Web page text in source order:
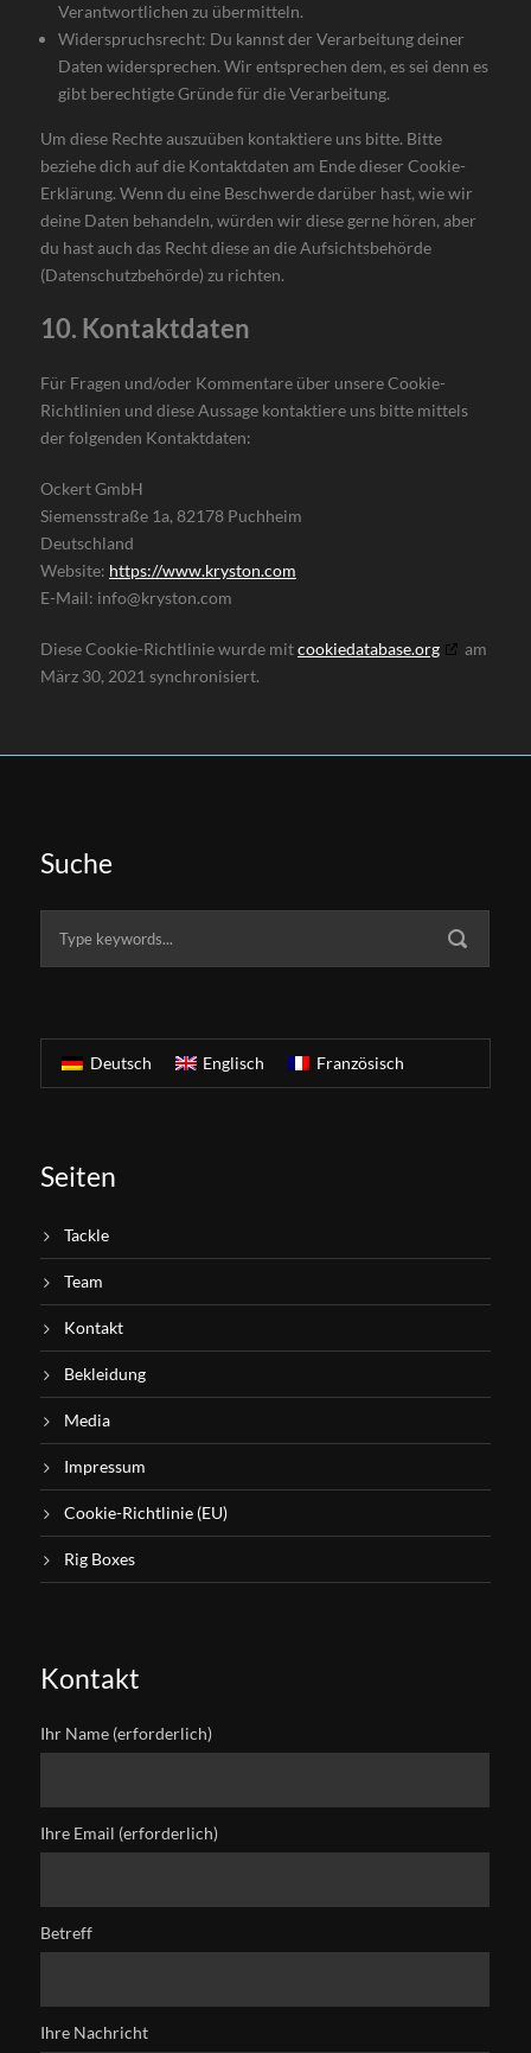
Verantwortlichen zu übermitteln.
Widerspruchsrecht: Du kannst der Verarbeitung deiner
Daten widersprechen. Wir entsprechen dem, es sei denn es
gibt berechtigte Gründe für die Verarbeitung.
Um diese Rechte auszuüben kontaktiere uns bitte. Bitte
beziehe dich auf die Kontaktdaten am Ende dieser Cookie-
Erklärung. Wenn du eine Beschwerde darüber hast, wie wir
deine Daten behandeln, würden wir diese gerne hören, aber
du hast auch das Recht diese an die Aufsichtsbehörde
(Datenschutzbehörde) zu richten.
10. Kontaktdaten
Für Fragen und/oder Kommentare über unsere Cookie-
Richtlinien und diese Aussage kontaktiere uns bitte mittels
der folgenden Kontaktdaten:
Ockert GmbH
Siemensstraße 1a, 82178 Puchheim
Deutschland
Website: https://www.kryston.com
E-Mail: info@kryston.com
Diese Cookie-Richtlinie wurde mitcookiedatabase.org
am
März 30, 2021 synchronisiert.
Suche
Deutsch Englisch Französisch
Seiten
Tackle
Team
Kontakt
Bekleidung
Media
Impressum
Cookie-Richtlinie (EU)
Rig Boxes
Kontakt
Ihr Name (erforderlich)
Ihre Email (erforderlich)
Betreff
Ihre Nachricht